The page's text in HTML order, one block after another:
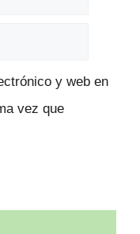
y web en
vez que